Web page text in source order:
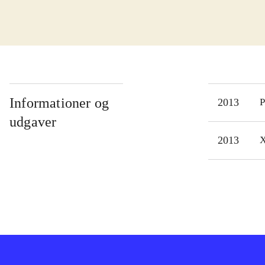
i
Informationer og
udgaver
2013
2013